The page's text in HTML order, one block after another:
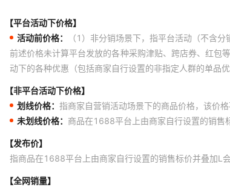
【平台活动下价格】
活动前价格：
（1）非分销场景下，指平台活动（不含
前述价格未计算平台发放的各种采购津贴、跨店券、红包
动下的各种优惠（包括商家自行设置的非指定人群的单品
【非平台活动下价格】
划线价格： 指商家自营销活动场景下的商品价格，该价
未划线价格： 商品在1688平台上由商家自行设置的销售
【发布价】
指商品在1688平台上由商家自行设置的销售标价并叠加L
【全网销量】